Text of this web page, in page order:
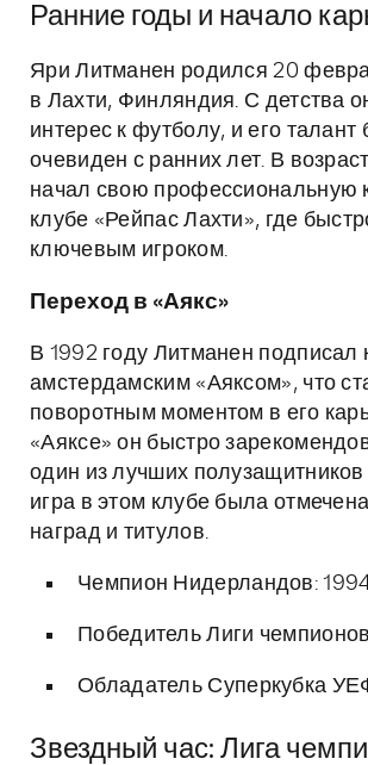
Ранние годы и начало
Яри Литманен родился 20
в Лахти, Финляндия. С детства
интерес к футболу, и его талант
очевиден с ранних лет. В
начал свою профессиональную
клубе «Рейпас Лахти», где
ключевым игроком.
Переход в «Аякс»
В 1992 году Литманен подписал
амстердамским «Аяксом», что
поворотным моментом в его
«Аяксе» он быстро
один из лучших
игра в этом клубе была
наград и титулов.
Чемпион Нидерландов:
Победитель Лиги
Обладатель Суперкубка
Звездный час: Лига